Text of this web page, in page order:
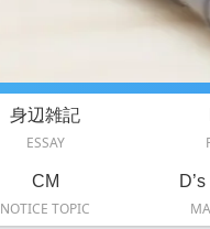
身辺雑記
ESSAY
CM
NOTICE TOPIC